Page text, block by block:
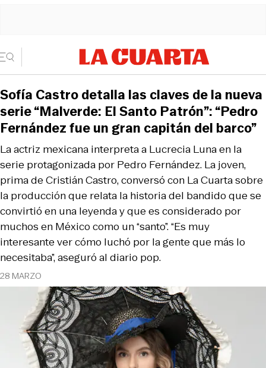
28 MARZO
La actriz mexicana interpreta a Lucrecia Luna en la
serie protagonizada por Pedro Fernández. La joven,
prima de Cristián Castro, conversó con La Cuarta sobre
la producción que relata la historia del bandido que se
convirtió en una leyenda y que es considerado por
muchos en México como un “santo”. “Es muy
interesante ver cómo luchó por la gente que más lo
necesitaba”, aseguró al diario pop.
Sofía Castro detalla las claves de la nueva
serie “Malverde: El Santo Patrón”: “Pedro
Fernández fue un gran capitán del barco”